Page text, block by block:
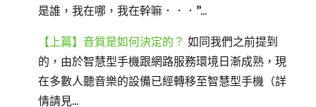
是誰，我在哪，我在幹嘛．．．”...
【上篇】音質是如何決定的？ 如同我們之前提到
的，由於智慧型手機跟網路服務環境日漸成熟，現
在多數人聽音樂的設備已經轉移至智慧型手機（詳
情請見...